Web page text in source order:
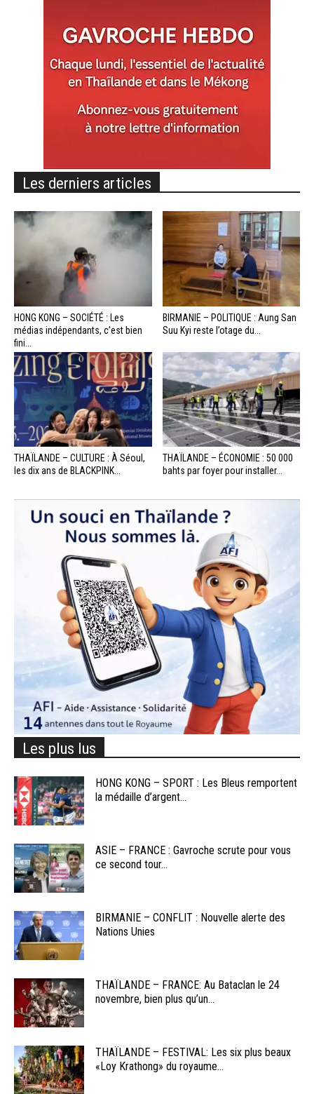
Les derniers articles
HONG KONG – SOCIÉTÉ : Les
médias indépendants, c’est bien
fini...
BIRMANIE – POLITIQUE : Aung San
Suu Kyi reste l’otage du...
THAÏLANDE – CULTURE : À Séoul,
les dix ans de BLACKPINK...
THAÏLANDE – ÉCONOMIE : 50 000
bahts par foyer pour installer...
Les plus lus
HONG KONG – SPORT : Les Bleus remportent
la médaille d’argent...
ASIE – FRANCE : Gavroche scrute pour vous
ce second tour...
BIRMANIE – CONFLIT : Nouvelle alerte des
Nations Unies
THAÏLANDE – FRANCE: Au Bataclan le 24
novembre, bien plus qu’un...
THAÏLANDE – FESTIVAL: Les six plus beaux
«Loy Krathong» du royaume...